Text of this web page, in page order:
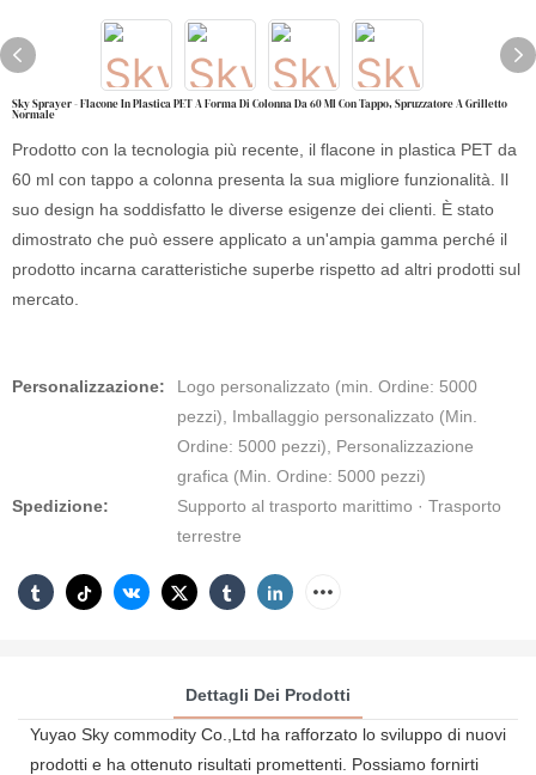
Sky Sprayer - Flacone In Plastica PET A Forma Di Colonna Da 60 Ml Con Tappo, Spruzzatore A Grilletto
Normale
Prodotto con la tecnologia più recente, il flacone in plastica PET da
60 ml con tappo a colonna presenta la sua migliore funzionalità. Il
suo design ha soddisfatto le diverse esigenze dei clienti. È stato
dimostrato che può essere applicato a un'ampia gamma perché il
prodotto incarna caratteristiche superbe rispetto ad altri prodotti sul
mercato.
Personalizzazione:
Logo personalizzato (min. Ordine: 5000
pezzi), Imballaggio personalizzato (Min.
Ordine: 5000 pezzi), Personalizzazione
grafica (Min. Ordine: 5000 pezzi)
Spedizione:
Supporto al trasporto marittimo · Trasporto
terrestre
Dettagli Dei Prodotti
Yuyao Sky commodity Co.,Ltd ha rafforzato lo sviluppo di nuovi
prodotti e ha ottenuto risultati promettenti. Possiamo fornirti